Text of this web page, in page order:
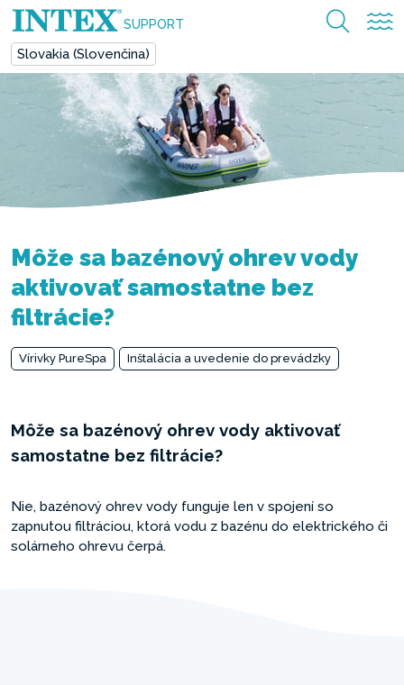
SUPPORT
Slovakia (Slovenčina)
Môže sa bazénový ohrev vody
aktivovať samostatne bez
filtrácie?
Vírivky PureSpa Inštalácia a uvedenie do prevádzky
Môže sa bazénový ohrev vody aktivovať
samostatne bez filtrácie?
Nie, bazénový ohrev vody funguje len v spojení so
zapnutou filtráciou, ktorá vodu z bazénu do elektrického či
solárneho ohrevu čerpá.